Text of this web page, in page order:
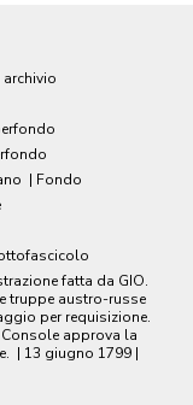
archivio
| Fondo
fatta da GIO.
truppe austro-russe
per requisizione.
approva la
| 13 giugno 1799 |